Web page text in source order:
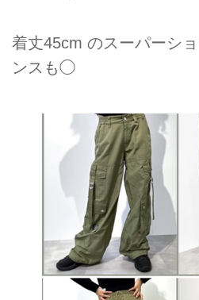
着丈45cm のスーパーシ
ンスも◯